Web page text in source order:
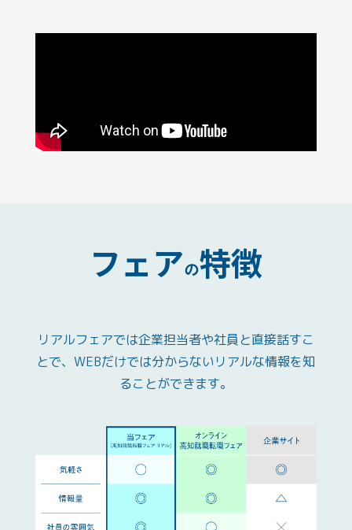
フェアの特徴
リアルフェアでは企業担当者や社員と直接話すこ
とで、WEBだけでは分からないリアルな情報を知
ることができます。